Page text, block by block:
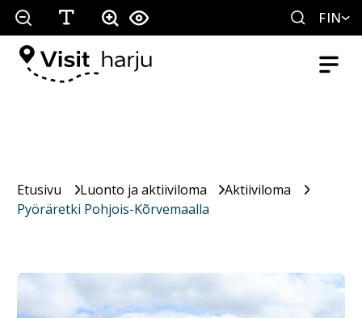
FIN
Etusivu Luonto ja aktiiviloma
Aktiiviloma
Pyöräretki Pohjois-Kõrvemaalla